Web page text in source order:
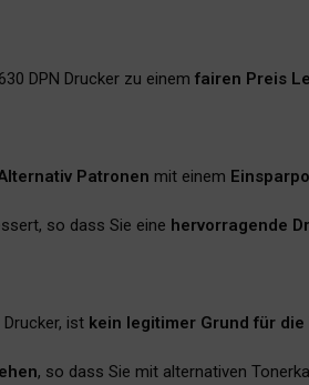
DPN Drucker zu einem fairen Preis
Patronen mit einem
so dass Sie eine hervorragende
ist kein legitimer Grund für
, so dass Sie mit alternativen